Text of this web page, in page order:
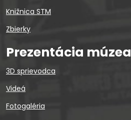
Knižnica STM
Zbierky
Prezentácia múzea
3D sprievodca
Videá
Fotogaléria